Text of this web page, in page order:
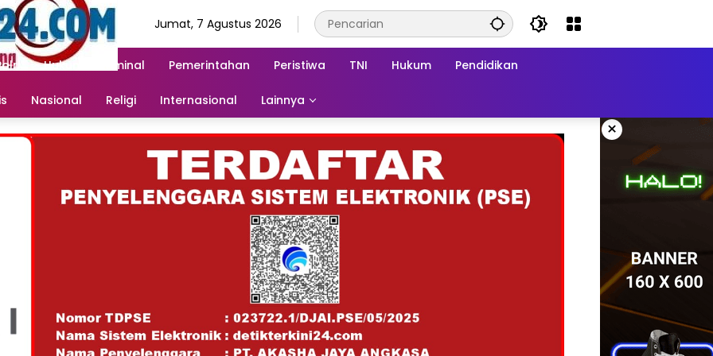
Jumat, 7 Agustus 2026
Hukum & Kriminal Pemerintahan Peristiwa TNI Hukum Pendidikan
Nasional Religi Internasional Lainnya
×